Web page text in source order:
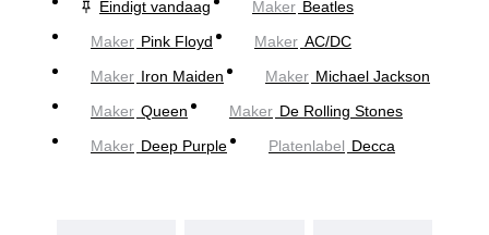
Eindigt vandaag
Maker Beatles
Maker Pink Floyd Maker AC/DC
Maker Iron Maiden Maker Michael Jackson
Maker Queen Maker De Rolling Stones
Maker Deep Purple Platenlabel Decca